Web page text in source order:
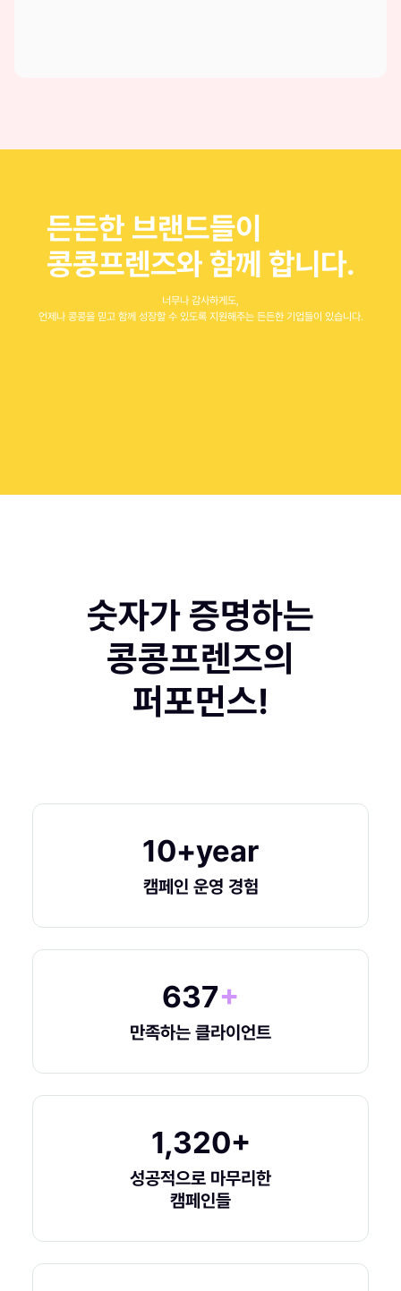
든든한 브랜드들이
콩콩프렌즈와 함께 합니다.
너무나 감사하게도,
언제나 콩콩을 믿고 함께 성장할 수 있도록 지원해주는 든든한 기업들이 있습니다.
숫자가 증명하는
콩콩프렌즈의
퍼포먼스!
10+year
캠페인 운영 경험
637+
만족하는 클라이언트
1,320+
성공적으로 마무리한
캠페인들